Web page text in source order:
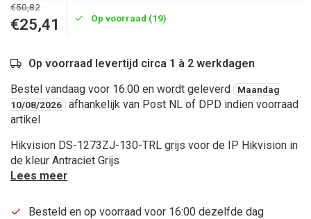
€50,82
€25,41 Op voorraad (19)
Op voorraad levertijd circa 1 à 2 werkdagen
Bestel vandaag voor 16:00 en wordt geleverd
Maandag
10/08/2026
afhankelijk van Post NL of DPD indien voorraad
artikel
Hikvision DS-1273ZJ-130-TRL grijs voor de IP Hikvision in
de kleur Antraciet Grijs
Lees meer
Besteld en op voorraad voor 16:00 dezelfde dag